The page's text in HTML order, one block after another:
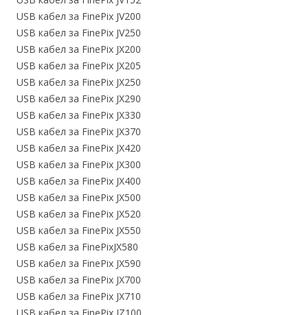
USB кабел за FinePix JV200
USB кабел за FinePix JV250
USB кабел за FinePix JX200
USB кабел за FinePix JX205
USB кабел за FinePix JX250
USB кабел за FinePix JX290
USB кабел за FinePix JX330
USB кабел за FinePix JX370
USB кабел за FinePix JX420
USB кабел за FinePix JX300
USB кабел за FinePix JX400
USB кабел за FinePix JX500
USB кабел за FinePix JX520
USB кабел за FinePix JX550
USB кабел за FinePixJX580
USB кабел за FinePix JX590
USB кабел за FinePix JX700
USB кабел за FinePix JX710